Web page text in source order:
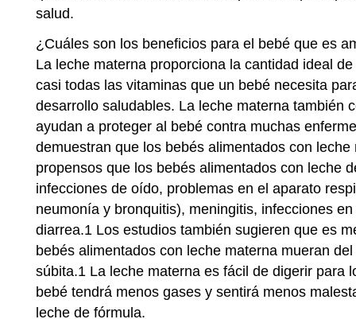
salud.
¿Cuáles son los beneficios para el bebé que es
La leche materna proporciona la cantidad ideal
casi todas las vitaminas que un bebé necesita
desarrollo saludables. La leche materna también
ayudan a proteger al bebé contra muchas
demuestran que los bebés alimentados con
propensos que los bebés alimentados con leche
infecciones de oído, problemas en el aparato
neumonía y bronquitis), meningitis, infecciones
diarrea.1 Los estudios también sugieren que es
bebés alimentados con leche materna mueran
súbita.1 La leche materna es fácil de digerir para
bebé tendrá menos gases y sentirá menos
leche de fórmula.